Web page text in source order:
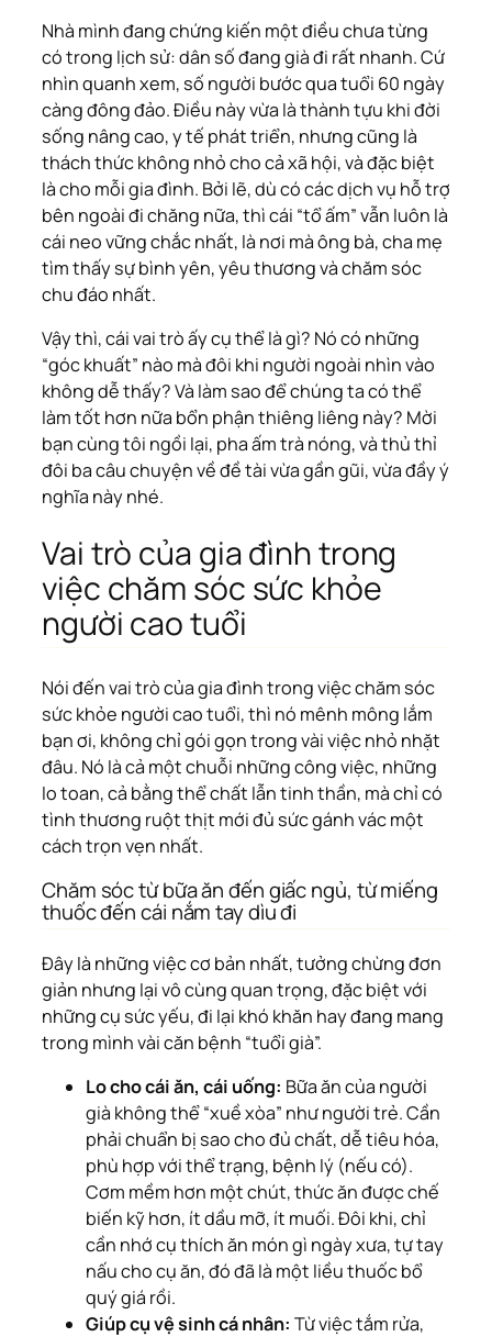
Nhà mình đang chứng kiến một điều chưa từng
có trong lịch sử: dân số đang già đi rất nhanh. Cứ
nhìn quanh xem, số người bước qua tuổi 60 ngày
càng đông đảo. Điều này vừa là thành tựu khi đời
sống nâng cao, y tế phát triển, nhưng cũng là
thách thức không nhỏ cho cả xã hội, và đặc biệt
là cho mỗi gia đình. Bởi lẽ, dù có các dịch vụ hỗ trợ
bên ngoài đi chăng nữa, thì cái “tổ ấm” vẫn luôn là
cái neo vững chắc nhất, là nơi mà ông bà, cha mẹ
tìm thấy sự bình yên, yêu thương và chăm sóc
chu đáo nhất.
Vậy thì, cái vai trò ấy cụ thể là gì? Nó có những
“góc khuất” nào mà đôi khi người ngoài nhìn vào
không dễ thấy? Và làm sao để chúng ta có thể
làm tốt hơn nữa bổn phận thiêng liêng này? Mời
bạn cùng tôi ngồi lại, pha ấm trà nóng, và thủ thỉ
đôi ba câu chuyện về đề tài vừa gần gũi, vừa đầy ý
nghĩa này nhé.
Vai trò của gia đình trong
việc chăm sóc sức khỏe
người cao tuổi
Nói đến vai trò của gia đình trong việc chăm sóc
sức khỏe người cao tuổi, thì nó mênh mông lắm
bạn ơi, không chỉ gói gọn trong vài việc nhỏ nhặt
đâu. Nó là cả một chuỗi những công việc, những
lo toan, cả bằng thể chất lẫn tinh thần, mà chỉ có
tình thương ruột thịt mới đủ sức gánh vác một
cách trọn vẹn nhất.
Chăm sóc từ bữa ăn đến giấc ngủ, từ miếng
thuốc đến cái nắm tay dìu đi
Đây là những việc cơ bản nhất, tưởng chừng đơn
giản nhưng lại vô cùng quan trọng, đặc biệt với
những cụ sức yếu, đi lại khó khăn hay đang mang
trong mình vài căn bệnh “tuổi già”.
Lo cho cái ăn, cái uống: Bữa ăn của người
già không thể “xuề xòa” như người trẻ. Cần
phải chuẩn bị sao cho đủ chất, dễ tiêu hóa,
phù hợp với thể trạng, bệnh lý (nếu có).
Cơm mềm hơn một chút, thức ăn được chế
biến kỹ hơn, ít dầu mỡ, ít muối. Đôi khi, chỉ
cần nhớ cụ thích ăn món gì ngày xưa, tự tay
nấu cho cụ ăn, đó đã là một liều thuốc bổ
quý giá rồi.
Giúp cụ vệ sinh cá nhân: Từ việc tắm rửa,